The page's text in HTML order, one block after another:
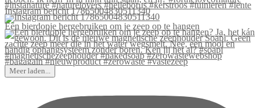
Instagram bericht 17865004830511340
Een bierdopje hergebruiken om je zeep op te hangen
Meer laden...